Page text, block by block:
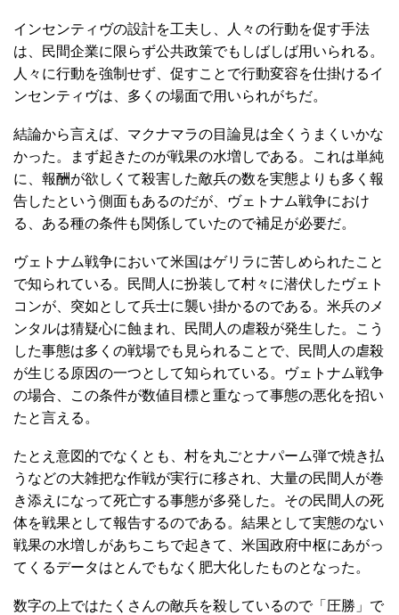
インセンティヴの設計を工夫し、人々の行動を促す手法
は、民間企業に限らず公共政策でもしばしば用いられる。
人々に行動を強制せず、促すことで行動変容を仕掛けるイ
ンセンティヴは、多くの場面で用いられがちだ。
結論から言えば、マクナマラの目論見は全くうまくいかな
かった。まず起きたのが戦果の水増しである。これは単純
に、報酬が欲しくて殺害した敵兵の数を実態よりも多く報
告したという側面もあるのだが、ヴェトナム戦争におけ
る、ある種の条件も関係していたので補足が必要だ。
ヴェトナム戦争において米国はゲリラに苦しめられたこと
で知られている。民間人に扮装して村々に潜伏したヴェト
コンが、突如として兵士に襲い掛かるのである。米兵のメ
ンタルは猜疑心に蝕まれ、民間人の虐殺が発生した。こう
した事態は多くの戦場でも見られることで、民間人の虐殺
が生じる原因の一つとして知られている。ヴェトナム戦争
の場合、この条件が数値目標と重なって事態の悪化を招い
たと言える。
たとえ意図的でなくとも、村を丸ごとナパーム弾で焼き払
うなどの大雑把な作戦が実行に移され、大量の民間人が巻
き添えになって死亡する事態が多発した。その民間人の死
体を戦果として報告するのである。結果として実態のない
戦果の水増しがあちこちで起きて、米国政府中枢にあがっ
てくるデータはとんでもなく肥大化したものとなった。
数字の上ではたくさんの敵兵を殺しているので「圧勝」で